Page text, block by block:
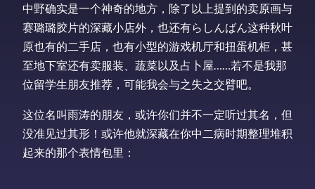
中野确实是一个神奇的地方，除了以上提到的卖原画与
赛璐璐胶片的深藏小店外，也还有らしんばん这种秋叶
原也有的二手店，也有小型的游戏机厅和扭蛋机柜，甚
至地下室还有卖服装、蔬菜以及占卜屋……若不是我那
位留学生朋友推荐，可能我会与之失之交臂吧。
这位名叫雨涛的朋友，或许你们并不一定听过其名，但
没准见过其形！或许他就深藏在你中二病时期整理堆积
起来的那个表情包里：